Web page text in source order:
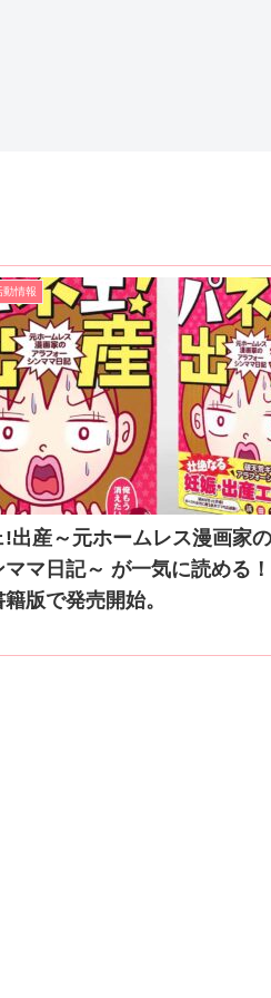
動情報
!出産～元ホームレス漫画家
ママ日記～ が一気に読める
版で発売開始。